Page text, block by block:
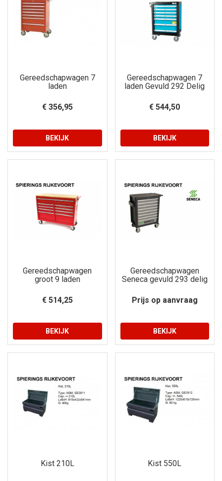
Gereedschapwagen 7
laden
€ 356,95
BEKIJK
Gereedschapwagen 7
laden Gevuld 292 Delig
€ 544,50
BEKIJK
Gereedschapwagen
groot 9 laden
€ 514,25
BEKIJK
Gereedschapwagen
Seneca gevuld 293 delig
Prijs op aanvraag
BEKIJK
Kist 210L Kist 550L